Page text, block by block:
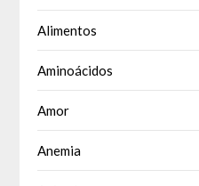
Alimentos
Aminoácidos
Amor
Anemia